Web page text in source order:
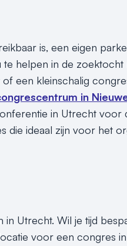
is, een eigen
helpen in de zoektocht
een kleinschalig
in
in Utrecht voor
ideaal zijn voor het
Utrecht. Wil je tijd
voor een congres